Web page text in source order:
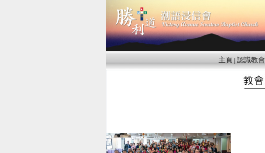
主頁 認識教會